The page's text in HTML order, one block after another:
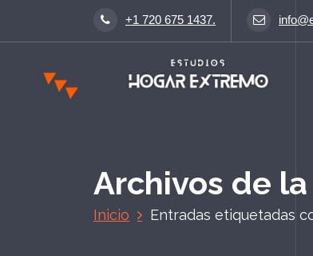
+1 720 675 1437.
Archivos de
Inicio Entradas etiquetadas